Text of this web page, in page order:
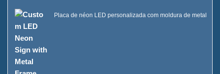
Placa de néon LED personalizada com moldura de metal